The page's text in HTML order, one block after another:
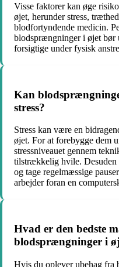
Visse faktorer kan øge
øjet, herunder stress,
blodfortyndende medicin.
blodsprængninger i øjet bør
forsigtige under fysisk
Kan
stress?
Stress kan være en
øjet. For at forebygge dem
stressniveauet gennem
tilstrækkelig hvile. Desuden
og tage regelmæssige
arbejder foran en
Hvad er den bedste
blodsprængninger i
Hvis du oplever ubehag fra